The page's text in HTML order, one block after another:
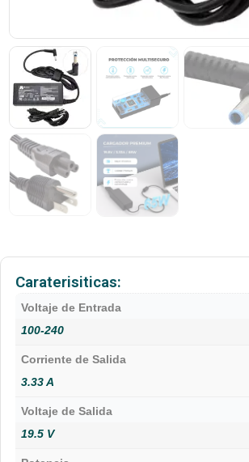
Caraterisiticas:
Voltaje de Entrada
100-240
Corriente de Salida
3.33 A
Voltaje de Salida
19.5 V